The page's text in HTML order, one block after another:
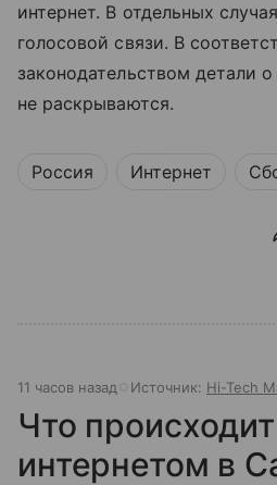
интернет. В отдельных
голосовой связи. В
законодательством детали
не раскрываются.
Россия Интернет
11 часов назад Источник: Hi-Tech
Что
интернетом в